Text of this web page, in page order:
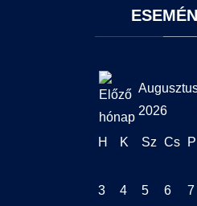
2026
H K Sz Cs P
3
4 5 6 7